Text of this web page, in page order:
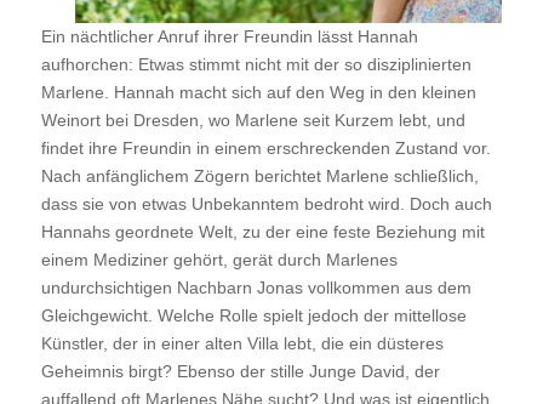
Ein nächtlicher Anruf ihrer Freundin lässt Hannah
aufhorchen: Etwas stimmt nicht mit der so disziplinierten
Marlene. Hannah macht sich auf den Weg in den kleinen
Weinort bei Dresden, wo Marlene seit Kurzem lebt, und
findet ihre Freundin in einem erschreckenden Zustand vor.
Nach anfänglichem Zögern berichtet Marlene schließlich,
dass sie von etwas Unbekanntem bedroht wird. Doch auch
Hannahs geordnete Welt, zu der eine feste Beziehung mit
einem Mediziner gehört, gerät durch Marlenes
undurchsichtigen Nachbarn Jonas vollkommen aus dem
Gleichgewicht. Welche Rolle spielt jedoch der mittellose
Künstler, der in einer alten Villa lebt, die ein düsteres
Geheimnis birgt? Ebenso der stille Junge David, der
auffallend oft Marlenes Nähe sucht? Und was ist eigentlich